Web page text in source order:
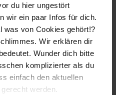
du hier ungestört
wir ein paar Infos für dich.
was von Cookies gehört!?
Wir erklären dir
Wunder dich bitte
komplizierter als du
einfach den aktuellen
werden.
vor bestimmten
Kind schaden
für Schwangere am
getroffen
für